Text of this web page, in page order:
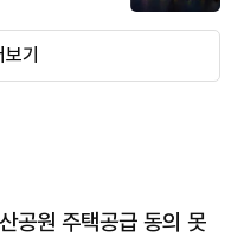
보기
공원 주택공급 동의 못